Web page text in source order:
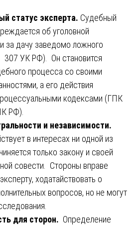
статус эксперта. Судебный
об уголовной
за дачу заведомо ложного
307 УК РФ). Он становится
процесса со своими
а его действия
кодексами (ГПК
РФ).
и независимости.
в интересах ни одной из
только закону и своей
совести. Стороны вправе
ходатайствовать о
вопросов, но не могут
для сторон. Определение